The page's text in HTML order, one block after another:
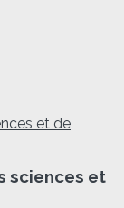
sciences et